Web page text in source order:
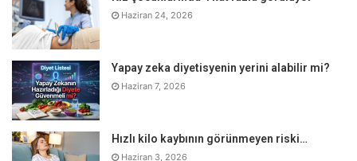
Haziran 24, 2026
Yapay zeka diyetisyenin yerini alabilir mi?
Haziran 7, 2026
Hızlı kilo kaybının görünmeyen riski…
Haziran 3, 2026